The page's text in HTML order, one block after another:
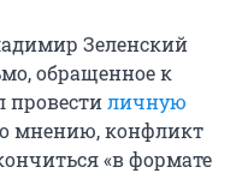
Зеленский
обращенное к
провестиличную
мнению, конфликт
«в формате